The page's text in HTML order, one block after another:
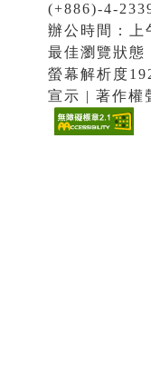
(+886)-4-
辦公時間：上
最佳瀏覽狀
螢幕解析度
宣示 | 著作權